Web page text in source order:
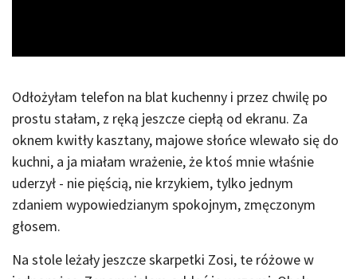
Odłożyłam telefon na blat kuchenny i przez chwilę po
prostu stałam, z ręką jeszcze ciepłą od ekranu. Za
oknem kwitły kasztany, majowe słońce wlewało się do
kuchni, a ja miałam wrażenie, że ktoś mnie właśnie
uderzył - nie pięścią, nie krzykiem, tylko jednym
zdaniem wypowiedzianym spokojnym, zmęczonym
głosem.
Na stole leżały jeszcze skarpetki Zosi, te różowe w